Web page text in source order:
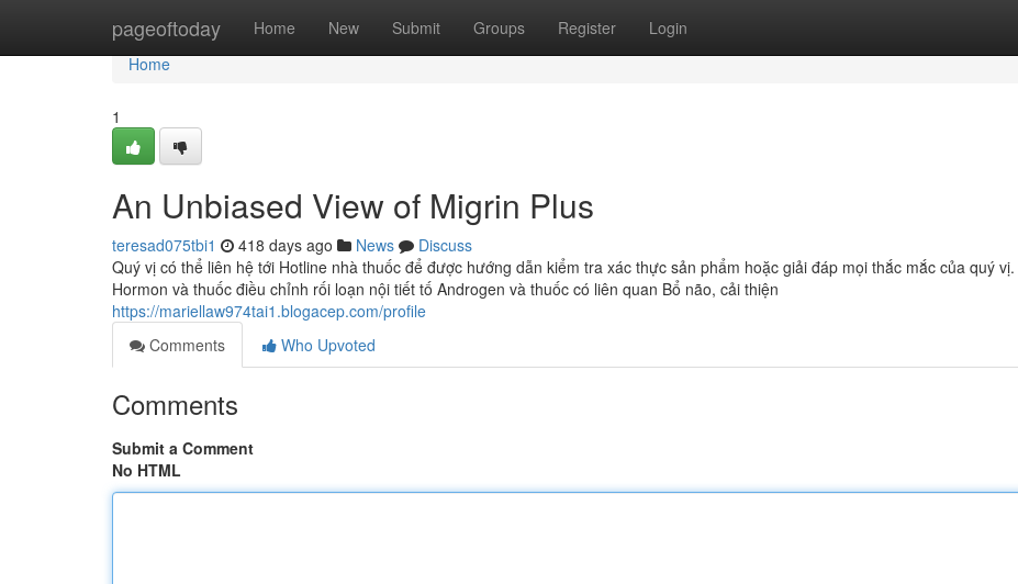
pageoftoday Home New Submit Groups Register Login
Home
Home
1
An Unbiased View of Migrin Plus
teresad075tbi1 418 days ago News
Discuss
Quý vị có thể liên hệ tới Hotline nhà thuốc để được hướng dẫn kiểm tra xác thực sản phẩm hoặc giải đáp mọi thắc mắc của quý vị.
Hormon và thuốc điều chỉnh rối loạn nội tiết tố Androgen và thuốc có liên quan Bổ não, cải thiện
https://mariellaw974tai1.blogacep.com/profile
Comments
Who Upvoted
Comments
Submit a Comment
No HTML